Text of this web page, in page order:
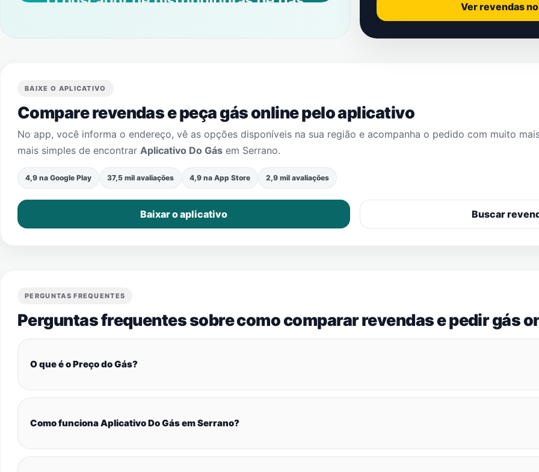
Ver revendas
BAIXE O APLICATIVO
Compare revendas e peça gás online pelo aplicativo
No app, você informa o endereço, vê as opções disponíveis na sua região e acompanha o pedido com muito
mais simples de encontrar Aplicativo Do Gás em Serrano.
4,9 na Google Play 37,5 mil avaliações 4,9 na App Store 2,9 mil avaliações
Baixar o aplicativo Buscar
PERGUNTAS FREQUENTES
Perguntas frequentes sobre como comparar revendas e pedir gás
O que é o Preço do Gás?
Como funciona Aplicativo Do Gás em Serrano?